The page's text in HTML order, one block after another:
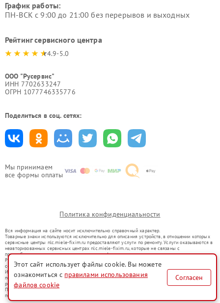
Мы принимаем
все формы оплаты
График работы:
ПН-ВСК с 9:00 до 21:00 без перерывов и выходных
Рейтинг сервисного центра
4.9-5.0
ООО "Русервис"
ИНН 7702633247
ОГРН 1077746335776
Поделиться в соц. сетях:
Политика конфиденциальности
Вся информация на сайте носит исключительно справочный характер.
Товарные знаки используются исключительно для описания устройств, в отношении которых
сервисные центры nlc.miele-fixim.ru предоставляют услуги по ремонту. Услуги оказываются в
неавторизованных сервисных центрах nlc.miele-fixim.ru, которые не связаны с
правообладателями товарных знаков или их официальными представителями.
Ремонт осуществляется для устройств, уже введенных в гражданский оборот в соответствии
со статьей 1487 ГК РФ.
Использование товарных знаков не преследует цели индивидуализации услуг или введения
потребителей в заблуждение, а служит для информирования о предоставляемых услугах по
ремонту техники указанных брендов.
Представленная на сайте информация не является публичной офертой, определяемой
положениями Статьи 437(2) Гражданского кодекса РФ
Этот сайт использует файлы cookie. Вы можете
ознакомиться с правилами использования
файлов cookie
Согласен